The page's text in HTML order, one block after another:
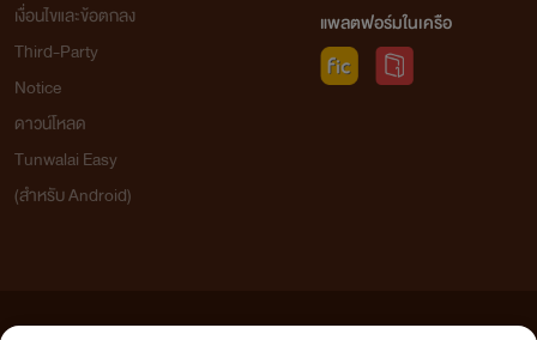
เงื่อนไขและข้อตกลง
Third-Party
Notice
ดาวน์โหลด
Tunwalai Easy
(สำหรับ Android)
แพลตฟอร์มในเครือ